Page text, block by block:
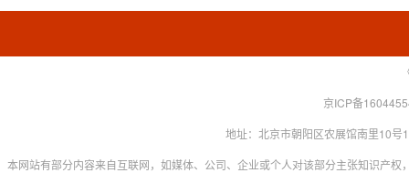
京ICP备
地址：北京市朝阳区农展馆南里10
本网站有部分内容来自互联网，如媒体、公司、企业或个人对该部分主张知识产